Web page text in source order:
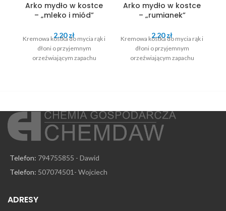
Arko mydło w kostce
– „mleko i miód”
2.20zł
Kremowa kostka do mycia rąk i
dłoni o przyjemnym
orzeźwiającym zapachu
Arko mydło w kostce
– „rumianek”
2.20zł
Kremowa kostka do mycia rąk i
dłoni o przyjemnym
orzeźwiającym zapachu
Telefon: 794755855 - Dawid
Telefon: 507074501- Wojciech
ADRESY